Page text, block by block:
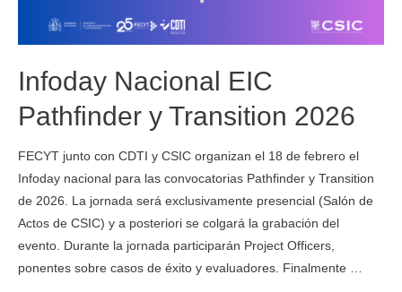
Infoday Nacional EIC
Pathfinder y Transition 2026
FECYT junto con CDTI y CSIC organizan el 18 de febrero el
Infoday nacional para las convocatorias Pathfinder y Transition
de 2026. La jornada será exclusivamente presencial (Salón de
Actos de CSIC) y a posteriori se colgará la grabación del
evento. Durante la jornada participarán Project Officers,
ponentes sobre casos de éxito y evaluadores. Finalmente …